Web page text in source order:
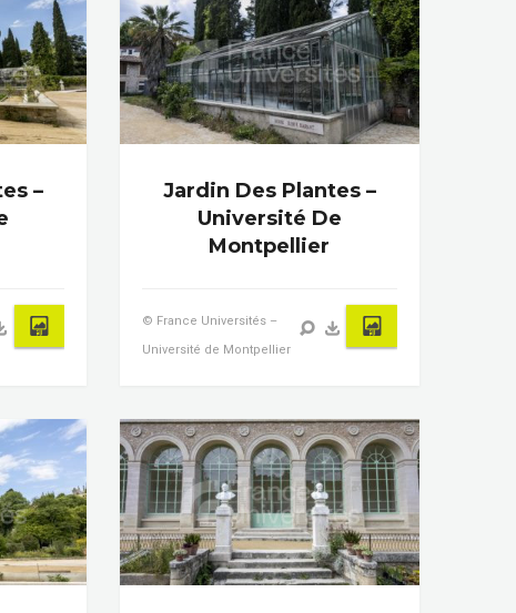
–
Jardin Des Plantes –
Université De
Montpellier
© France Universités –
Université de Montpellier